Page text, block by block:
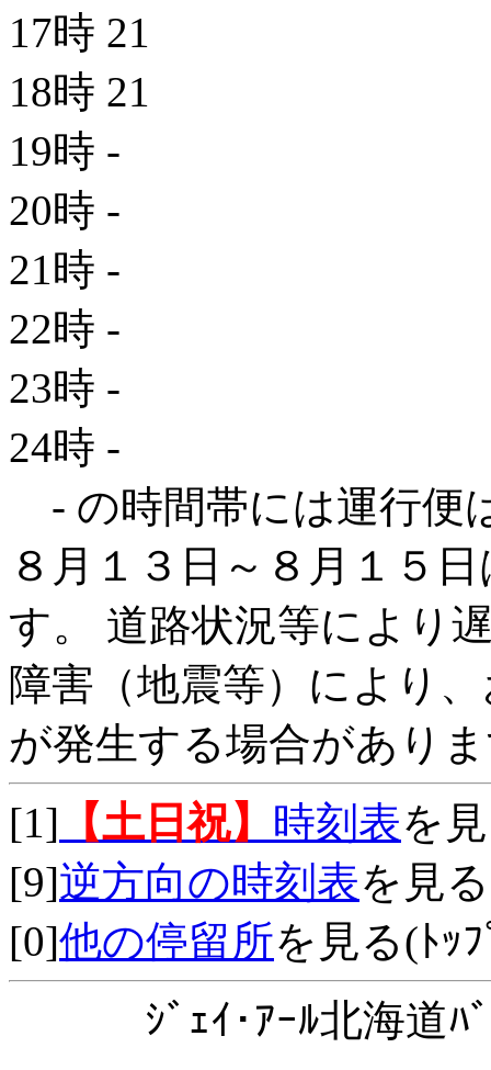
17時 21
18時 21
19時 -
20時 -
21時 -
22時 -
23時 -
24時 -
- の時間帯には運行便
８月１３日～８月１５
す。 道路状況等により
障害（地震等）により
が発生する場合があり
[1] 【土日祝】 時刻表を
[9]逆方向の時刻表を見る
[0]他の停留所を見る(ﾄｯ
ｼﾞｪｲ･ｱｰﾙ北海道